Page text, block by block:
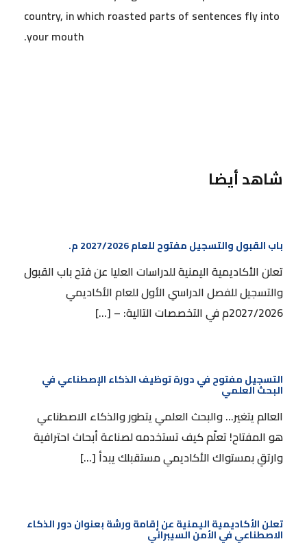
country, in which roasted parts of sentences fly into
your mouth.
شاهد أيضا
باب القبول والتسجيل مفتوح للعام 2027/2026 م.
تعلن الأكاديمية اليمنية للدراسات العليا عن فتح باب القبول
والتسجيل للفصل الدراسي الأول للعام الأكاديمي
2027/2026م في التخصصات التالية: – […]
في البحث العلمي
التسجيل مفتوح في دورة توظيف الذكاء الإصطناعي في
البحث العلمي
العالم يتغير… والبحث العلمي يتطور والذكاء الاصطناعي
هو المفتاح! تعلّم كيف تستخدمه لصناعة أبحاث احترافية
وارتقِ بمستواك الأكاديمي مستقبلك يبدأ […]
الذكاء الاصطناعي في الأمن السيبراني
تعلن الأكاديمية اليمنية عن إقامة ورشة بعنوان دور الذكاء
الاصطناعي في الأمن السيبراني